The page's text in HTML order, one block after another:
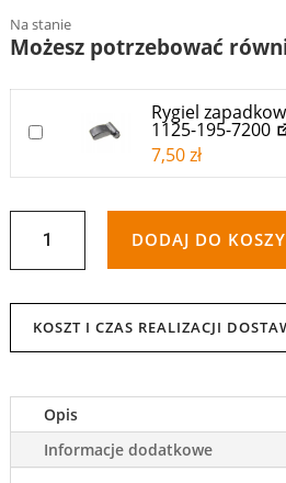
Na stanie
Możesz potrzebować
DODAJ DO KOSZYKA
Rygiel
1125-195-7200
7,50zł
ILOŚĆ
RYGIEL
ZAPADKOWY
ROZRUSZNIKA
DO
STIHL
|
DODAJ DO
KOSZT I CZAS REALIZACJI
Opis
Informacje dodatkowe